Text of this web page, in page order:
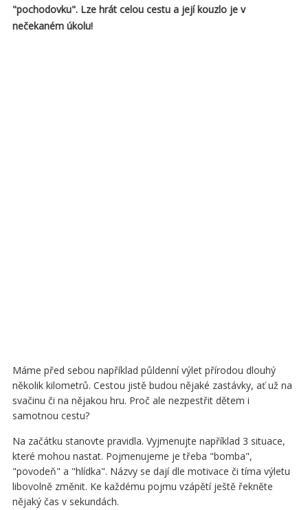
"pochodovku". Lze hrát celou cestu a její kouzlo je v
nečekaném úkolu!
Máme před sebou například půldenní výlet přírodou dlouhý
několik kilometrů. Cestou jistě budou nějaké zastávky, ať už na
svačinu či na nějakou hru. Proč ale nezpestřit dětem i
samotnou cestu?
Na začátku stanovte pravidla. Vyjmenujte například 3 situace,
které mohou nastat. Pojmenujeme je třeba "bomba",
"povodeň" a "hlídka". Názvy se dají dle motivace či tíma výletu
libovolně změnit. Ke každému pojmu vzápětí ještě řekněte
nějaký čas v sekundách.